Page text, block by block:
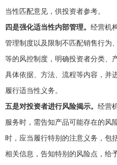
当性匹配意见，供投资者参考。
四是强化适当性内部管理。 经营机
管理制度以及限制不匹配销售行为
等的风控制度，明确投资者分类、
具体依据、方法、流程等内容，并
履行适当性义务。
五是对投资者进行风险揭示。 经营
服务时，需告知产品可能存在的风
时，应当履行特别的注意义务，包
相关信息，告知特别的风险点，给